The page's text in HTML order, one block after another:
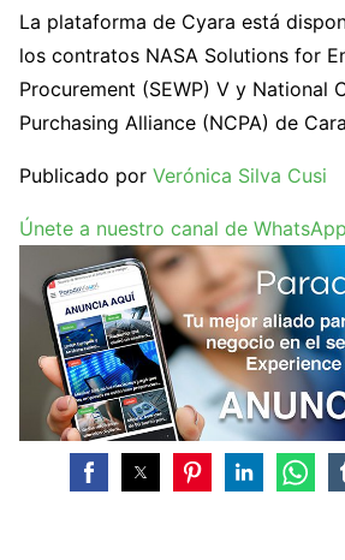
La plataforma de Cyara está
los contratos NASA Solutions for
Procurement (SEWP) V y National
Purchasing Alliance (NCPA) de
Publicado por Verónica Silva Cusi
Únete a nuestro canal de WhatsApp